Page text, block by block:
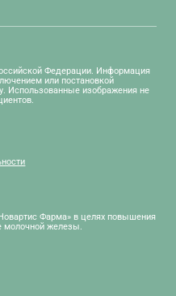
Федерации. Информация
или постановкой
Использованные изображения не
Фарма» в целях повышения
молочной железы.